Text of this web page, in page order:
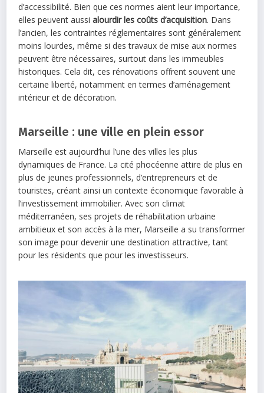
d’accessibilité. Bien que ces normes aient leur importance,
elles peuvent aussialourdir les coûts d’acquisition. Dans
l’ancien, les contraintes réglementaires sont généralement
moins lourdes, même si des travaux de mise aux normes
peuvent être nécessaires, surtout dans les immeubles
historiques. Cela dit, ces rénovations offrent souvent une
certaine liberté, notamment en termes d’aménagement
intérieur et de décoration.
Marseille : une ville en plein essor
Marseille est aujourd’hui l’une des villes les plus
dynamiques de France. La cité phocéenne attire de plus en
plus de jeunes professionnels, d’entrepreneurs et de
touristes, créant ainsi un contexte économique favorable à
l’investissement immobilier. Avec son climat
méditerranéen, ses projets de réhabilitation urbaine
ambitieux et son accès à la mer, Marseille a su transformer
son image pour devenir une destination attractive, tant
pour les résidents que pour les investisseurs.